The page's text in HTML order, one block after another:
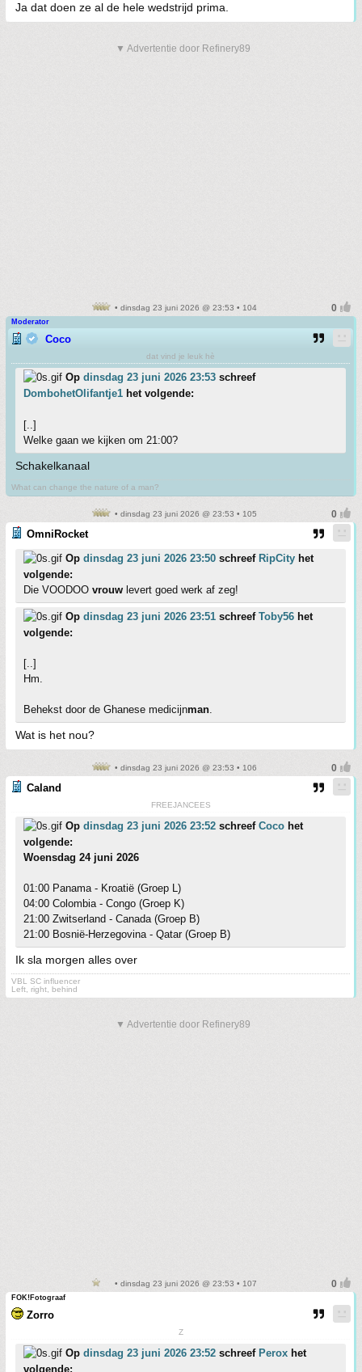
Ja dat doen ze al de hele wedstrijd prima.
▼ Advertentie door Refinery89
• dinsdag 23 juni 2026 @ 23:53 • 104
Moderator
Coco
dat vind je leuk hè
Op dinsdag 23 juni 2026 23:53 schreef
DombohetOlifantje1 het volgende:
[..]
Welke gaan we kijken om 21:00?
Schakelkanaal
What can change the nature of a man?
• dinsdag 23 juni 2026 @ 23:53 • 105
OmniRocket
Op dinsdag 23 juni 2026 23:50 schreef RipCity het
volgende:
Die VOODOO vrouw levert goed werk af zeg!
Op dinsdag 23 juni 2026 23:51 schreef Toby56 het
volgende:
[..]
Hm.
Behekst door de Ghanese medicijnman.
Wat is het nou?
• dinsdag 23 juni 2026 @ 23:53 • 106
Caland
FREEJANCEES
Op dinsdag 23 juni 2026 23:52 schreef Coco het
volgende:
Woensdag 24 juni 2026
01:00 Panama - Kroatië (Groep L)
04:00 Colombia - Congo (Groep K)
21:00 Zwitserland - Canada (Groep B)
21:00 Bosnië-Herzegovina - Qatar (Groep B)
Ik sla morgen alles over
VBL SC influencer
Left, right, behind
▼ Advertentie door Refinery89
• dinsdag 23 juni 2026 @ 23:53 • 107
FOK!Fotograaf
Zorro
Z
Op dinsdag 23 juni 2026 23:52 schreef Perox het
volgende: